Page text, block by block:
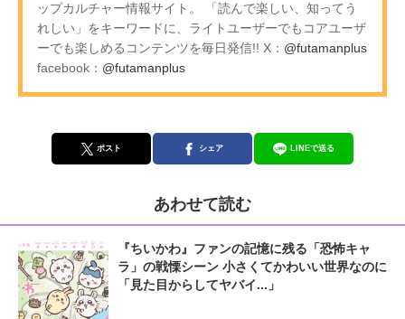
ップカルチャー情報サイト。 「読んで楽しい、知ってう
れしい」をキーワードに、ライトユーザーでもコアユーザ
ーでも楽しめるコンテンツを毎日発信!! X： @futamanplus
facebook： @futamanplus
ポスト シェア LINEで送る
あわせて読む
『ちいかわ』ファンの記憶に残る「恐怖キャ
ラ」の戦慄シーン 小さくてかわいい世界なのに
「見た目からしてヤバイ...」